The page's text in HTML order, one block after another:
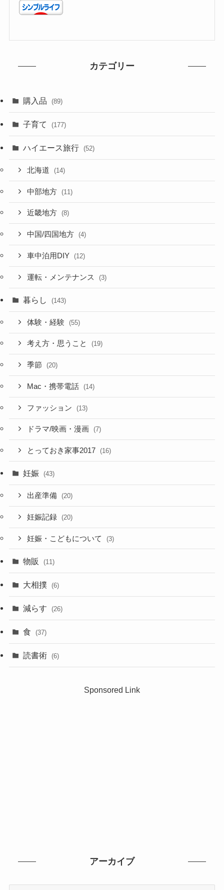
カテゴリー
購入品 (89)
子育て (177)
ハイエース旅行 (52)
北海道 (14)
中部地方 (11)
近畿地方 (8)
中国/四国地方 (4)
車中泊用DIY (12)
運転・メンテナンス (3)
暮らし (143)
体験・経験 (55)
考え方・思うこと (19)
季節 (20)
Mac・携帯電話 (14)
ファッション (13)
ドラマ/映画・漫画 (7)
とっておき家事2017 (16)
妊娠 (43)
出産準備 (20)
妊娠記録 (20)
妊娠・こどもについて (3)
物販 (11)
大相撲 (6)
減らす (26)
食 (37)
読書術 (6)
Sponsored Link
アーカイブ